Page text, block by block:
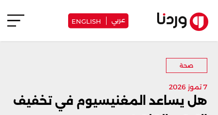
عربي ENGLISH
صحة
7 تموز 2026
هل يساعد المغنيسيوم في تخفيف